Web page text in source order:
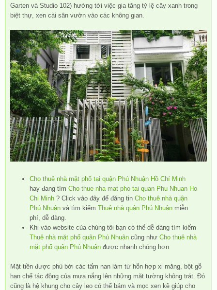
Garten và Studio 102) hướng tới việc gia tăng tỷ lệ cây xanh trong
biệt thự, xen cài sân vườn vào các không gian.
Cho thuê nhà mặt phố tại quận Phú Nhuận Hồ Chí Minh
hay đang tìm Cho thue nha mat pho tai quan Phu Nhuan Ho
Chi Minh ? Click vào đây để đăng tin Cho thuê nhà quận
Phú Nhuận và tìm kiếm Thuê nhà quận Phú Nhuận miễn
phí, dễ dàng.
Khi vào website của chúng tôi bạn có thể dễ dàng tìm kiếm
Thuê nhà mặt phố quận Phú Nhuận cũng như Cho thuê nhà
mặt phố quận Phú Nhuận được nhanh chóng hơn
Mặt tiền được phủ bởi các tấm nan làm từ hỗn hợp xi măng, bột gỗ
hạn chế tác động của mưa nắng lên những mặt tường không trát. Đó
cũng là hệ khung cho cây leo có thể bám và mọc xen kẽ giúp cho